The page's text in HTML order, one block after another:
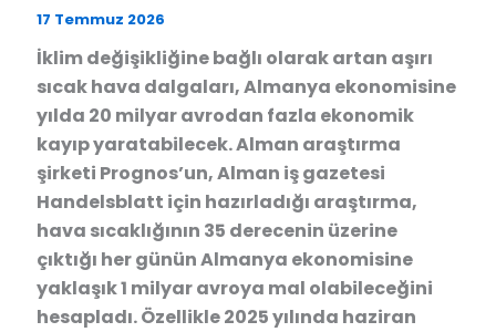
17 Temmuz 2026
İklim değişikliğine bağlı olarak artan aşırı
sıcak hava dalgaları, Almanya ekonomisine
yılda 20 milyar avrodan fazla ekonomik
kayıp yaratabilecek. Alman araştırma
şirketi Prognos’un, Alman iş gazetesi
Handelsblatt için hazırladığı araştırma,
hava sıcaklığının 35 derecenin üzerine
çıktığı her günün Almanya ekonomisine
yaklaşık 1 milyar avroya mal olabileceğini
hesapladı. Özellikle 2025 yılında haziran